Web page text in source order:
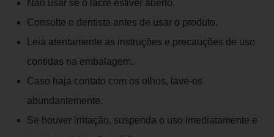
Não usar se o lacre estiver aberto.
Consulte o dentista antes de usar o produto.
Leia atentamente as instruções e precauções de uso
contidas na embalagem.
Caso haja contato com os olhos, lave-os
abundantemente.
Se houver irritação, suspenda o uso imediatamente e